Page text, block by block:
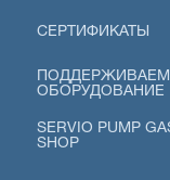
СЕРТИФИКАТЫ
ОБОРУДОВАНИЕ
SERVIO PUMP
SHOP